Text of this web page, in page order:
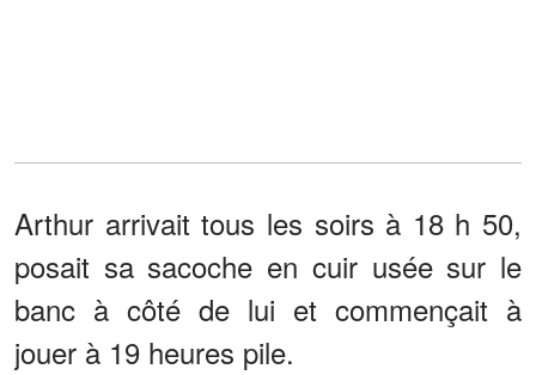
Arthur arrivait tous les soirs à 18 h 50,
posait sa sacoche en cuir usée sur le
banc à côté de lui et commençait à
jouer à 19 heures pile.